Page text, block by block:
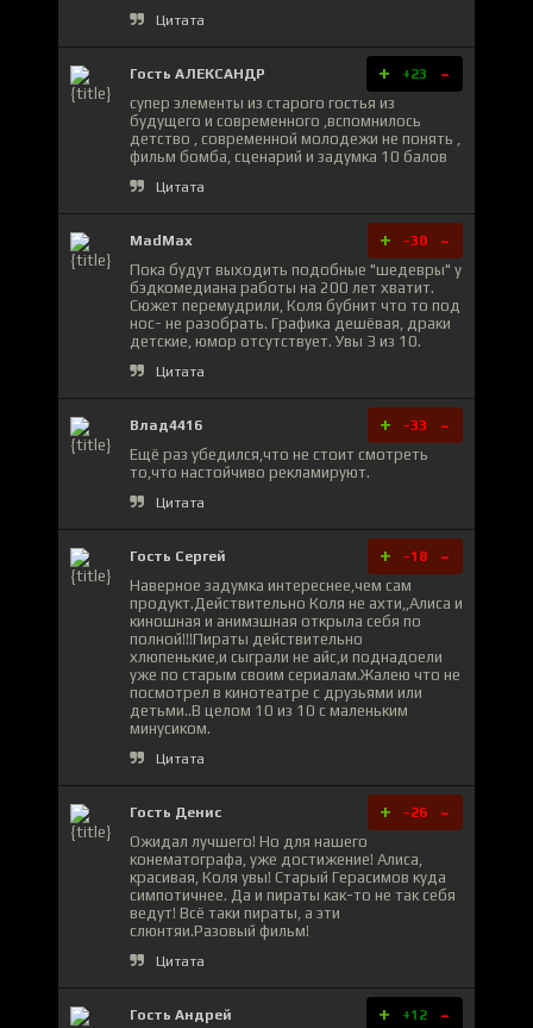
Цитата
Гость АЛЕКСАНДР + +23 -
супер элементы из старого гостья из
будущего и современного ,вспомнилось
детство , современной молодежи не понять ,
фильм бомба, сценарий и задумка 10 балов
Цитата
MadMax + -30 -
Пока будут выходить подобные "шедевры" у
бэдкомедиана работы на 200 лет хватит.
Сюжет перемудрили, Коля бубнит что то под
нос- не разобрать. Графика дешёвая, драки
детские, юмор отсутствует. Увы 3 из 10.
Цитата
Влад4416 + -33 -
Ещё раз убедился,что не стоит смотреть
то,что настойчиво рекламируют.
Цитата
Гость Сергей + -18 -
Наверное задумка интереснее,чем сам
продукт.Действительно Коля не ахти,,Алиса и
киношная и анимэшная открыла себя по
полной!!!Пираты действительно
хлюпенькие,и сыграли не айс,и поднадоели
уже по старым своим сериалам.Жалею что не
посмотрел в кинотеатре с друзьями или
детьми..В целом 10 из 10 с маленьким
минусиком.
Цитата
Гость Денис + -26 -
Ожидал лучшего! Но для нашего
конематографа, уже достижение! Алиса,
красивая, Коля увы! Старый Герасимов куда
симпотичнее. Да и пираты как-то не так себя
ведут! Всё таки пираты, а эти
слюнтяи.Разовый фильм!
Цитата
Гость Андрей + +12 -